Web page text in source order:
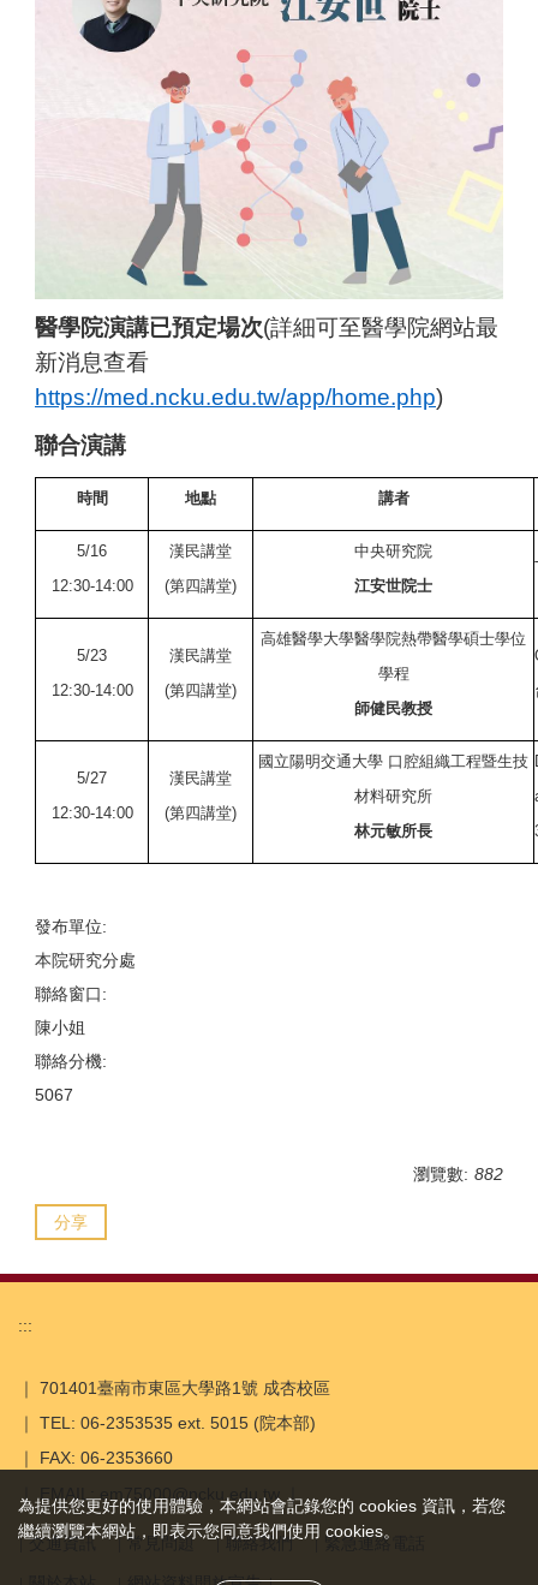
醫學院演講已預定場次(詳細可至醫學院網站最
新消息查看
https://med.ncku.edu.tw/app/home.php)
聯合演講
時間 地點 講者
5/16
12:30-14:00
漢民講堂
(第四講堂)
中央研究院
江安世院士
5/23
12:30-14:00
漢民講堂
(第四講堂)
高雄醫學大學醫學院熱帶醫學碩士學位
學程
師健民教授
5/27
12:30-14:00
漢民講堂
(第四講堂)
國立陽明交通大學 口腔組織工程暨生技
材料研究所
林元敏所長
發布單位:
本院研究分處
聯絡窗口:
陳小姐
聯絡分機:
5067
瀏覽數: 882
分享
:::
｜ 701401臺南市東區大學路1號 成杏校區
｜ TEL: 06-2353535 ext. 5015 (院本部)
｜ FAX: 06-2353660
｜ EMAIL: em75000@ncku.edu.tw ｜
交通資訊 常見問題 聯絡我們 緊急連絡電話
為提供您更好的使用體驗，本網站會記錄您的 cookies 資訊，若您
繼續瀏覽本網站，即表示您同意我們使用 cookies。